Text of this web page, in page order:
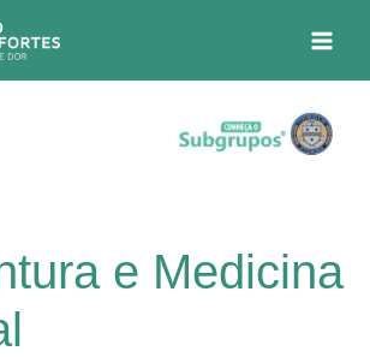
Main
e Medicina